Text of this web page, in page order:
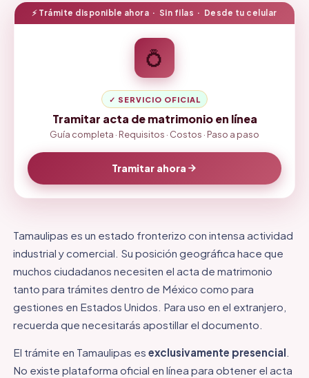
⚡ Trámite disponible ahora · Sin filas · Desde tu celular
💍
✓ SERVICIO OFICIAL
Tramitar acta de matrimonio en línea
Guía completa · Requisitos · Costos · Paso a paso
Tramitar ahora
Tamaulipas es un estado fronterizo con intensa actividad
industrial y comercial. Su posición geográfica hace que
muchos ciudadanos necesiten el acta de matrimonio
tanto para trámites dentro de México como para
gestiones en Estados Unidos. Para uso en el extranjero,
recuerda que necesitarás apostillar el documento.
El trámite en Tamaulipas esexclusivamente presencial
No existe plataforma oficial en línea para obtener el acta